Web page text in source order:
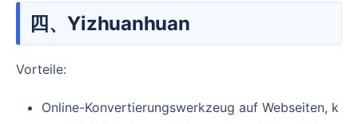
四、Yizhuanhuan
Vorteile:
Online-Konvertierungswerkzeug auf Webseiten, k